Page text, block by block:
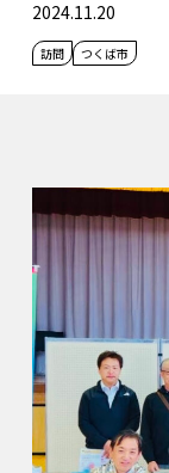
2024.11.20
訪問 つくば市